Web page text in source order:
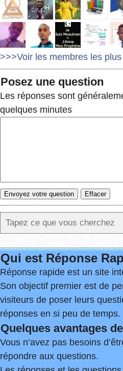
>>>Voir les membres les
Posez une question
Les réponses sont
quelques minutes
Qui est Réponse
Réponse rapide est un site
Son objectif premier est de
visiteurs de poser leurs
réponses en si peu de temps.
Quelques avantages
Vous n’avez pas besoins
répondre aux questions.